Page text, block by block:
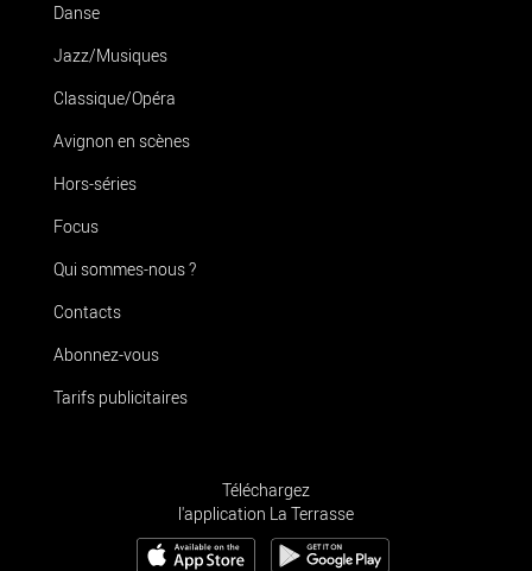
Danse
Jazz/Musiques
Classique/Opéra
Avignon en scènes
Hors-séries
Focus
Qui sommes-nous ?
Contacts
Abonnez-vous
Tarifs publicitaires
Téléchargez
l'application La Terrasse